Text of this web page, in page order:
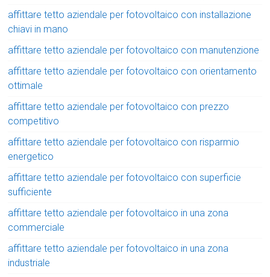
affittare tetto aziendale per fotovoltaico con installazione
chiavi in mano
affittare tetto aziendale per fotovoltaico con manutenzione
affittare tetto aziendale per fotovoltaico con orientamento
ottimale
affittare tetto aziendale per fotovoltaico con prezzo
competitivo
affittare tetto aziendale per fotovoltaico con risparmio
energetico
affittare tetto aziendale per fotovoltaico con superficie
sufficiente
affittare tetto aziendale per fotovoltaico in una zona
commerciale
affittare tetto aziendale per fotovoltaico in una zona
industriale